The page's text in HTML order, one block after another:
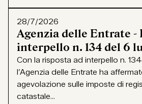
28/7/2026
Agenzia delle Entrate -
interpello n. 134 del 6
Con la risposta ad interpello n.
l’Agenzia delle Entrate ha
agevolazione sulle imposte di
catastale...